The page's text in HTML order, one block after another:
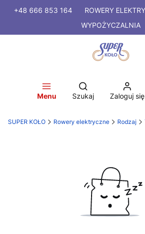
+48 666 853 164 ROWERY
WYPOŻYCZALNIA
Menu
Otwórz
Szukaj Zaloguj się
SUPER KOŁO Rowery elektryczne Rodzaj